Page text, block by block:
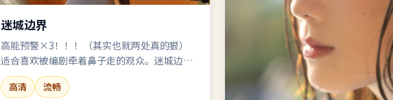
迷城边界
高能预警×3！！！（其实也就两处真的狠）
适合喜欢被编剧牵着鼻子走的观众。迷城边
界，别喝水，怕呛。
高清
流畅